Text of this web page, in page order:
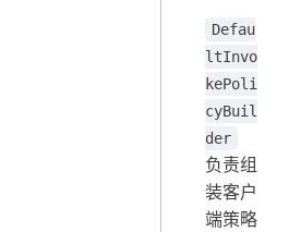
Defau
ltInvo
kePoli
cyBuil
der
负责组
装客户
端策略